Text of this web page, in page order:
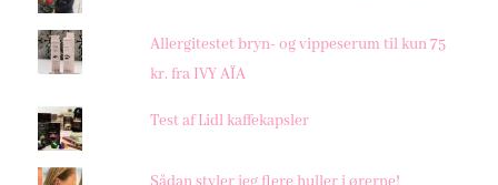
Allergitestet bryn- og vippeserum til kun 75
kr. fra IVY AÏA
Test af Lidl kaffekapsler